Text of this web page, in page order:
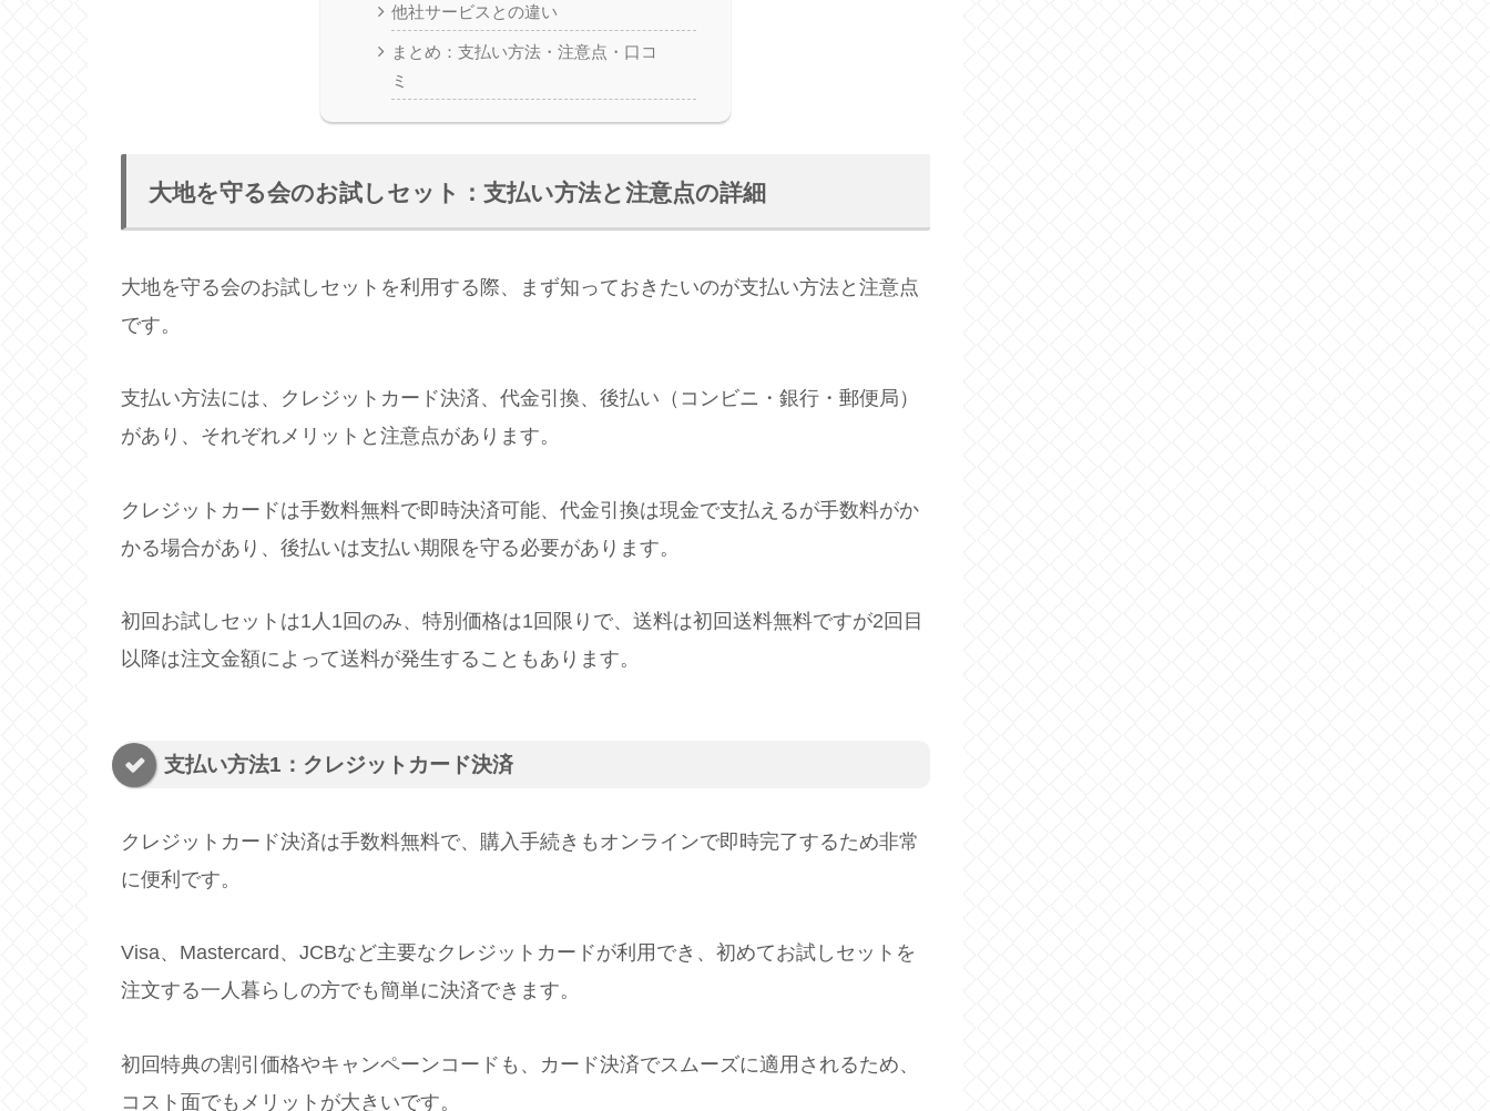
他社サービスとの違い
まとめ：支払い方法・注意点・口コ
ミ
大地を守る会のお試しセット：支払い方法と注意点の詳細
大地を守る会のお試しセットを利用する際、まず知っておきたいのが支払い方法と注意点
です。
支払い方法には、クレジットカード決済、代金引換、後払い（コンビニ・銀行・郵便局）
があり、それぞれメリットと注意点があります。
クレジットカードは手数料無料で即時決済可能、代金引換は現金で支払えるが手数料がか
かる場合があり、後払いは支払い期限を守る必要があります。
初回お試しセットは1人1回のみ、特別価格は1回限りで、送料は初回送料無料ですが2回目
以降は注文金額によって送料が発生することもあります。
支払い方法1：クレジットカード決済
クレジットカード決済は手数料無料で、購入手続きもオンラインで即時完了するため非常
に便利です。
Visa、Mastercard、JCBなど主要なクレジットカードが利用でき、初めてお試しセットを
注文する一人暮らしの方でも簡単に決済できます。
初回特典の割引価格やキャンペーンコードも、カード決済でスムーズに適用されるため、
コスト面でもメリットが大きいです。